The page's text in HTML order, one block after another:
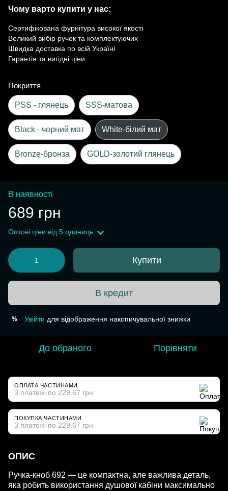
Чому варто купити у нас:
Сертифікована фурнітура високої якості
Великий вибір ручок та комплектуючих
Швидка доставка по всій Україні
Гарантія та вигідні ціни
Покриття
PSS - глянець SSS-матова
Black - чорний мат White-білий мат
Bronze-бронза GOLD-золотий глянець
В наявності
689 грн
Оптові ціни від 5 одиниць
Купити
В кредит
% Увійти для відображення накопичувальної знижки
До обраного Порівняти
ОПЛАТА ЧАСТИНАМИ
3 платежі по 229.67 грн
ПОКУПКА ЧАСТИНАМИ
3 платежі по 229.67 грн
ОПИС
Ручка-кноб 692 — це компактна, але важлива деталь,
яка робить використання душової кабіни максимально